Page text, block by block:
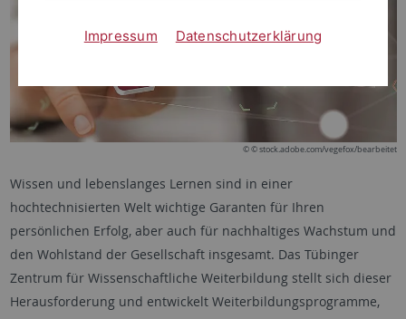
© © stock.adobe.com/vegefox/bearbeitet
Wissen und lebenslanges Lernen sind in einer
hochtechnisierten Welt wichtige Garanten für Ihren
persönlichen Erfolg, aber auch für nachhaltiges Wachstum und
den Wohlstand der Gesellschaft insgesamt. Das Tübinger
Zentrum für Wissenschaftliche Weiterbildung stellt sich dieser
Herausforderung und entwickelt Weiterbildungsprogramme,
Impressum Datenschutzerklärung